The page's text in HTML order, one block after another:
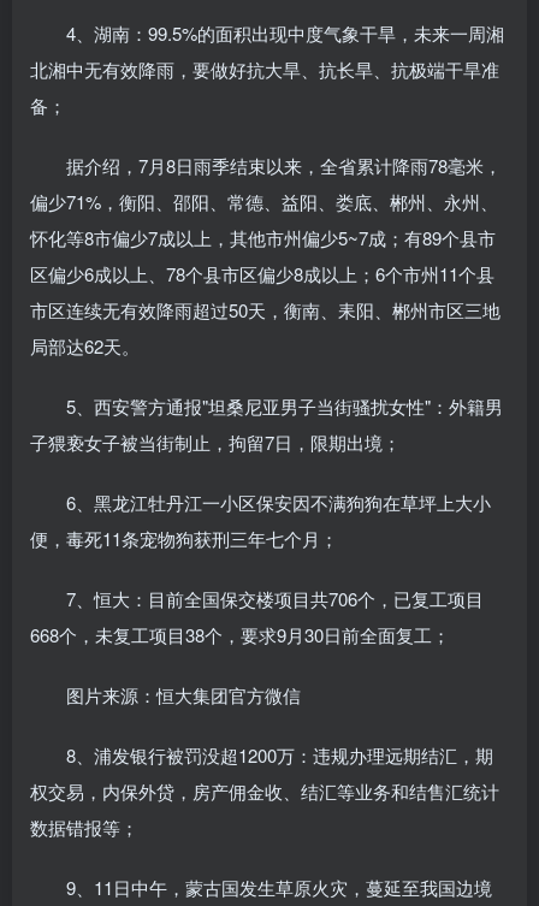
4、湖南：99.5%的面积出现中度气象干旱，未来一周湘
北湘中无有效降雨，要做好抗大旱、抗长旱、抗极端干旱准
备；
据介绍，7月8日雨季结束以来，全省累计降雨78毫米，
偏少71%，衡阳、邵阳、常德、益阳、娄底、郴州、永州、
怀化等8市偏少7成以上，其他市州偏少5~7成；有89个县市
区偏少6成以上、78个县市区偏少8成以上；6个市州11个县
市区连续无有效降雨超过50天，衡南、耒阳、郴州市区三地
局部达62天。
5、西安警方通报"坦桑尼亚男子当街骚扰女性"：外籍男
子猥亵女子被当街制止，拘留7日，限期出境；
6、黑龙江牡丹江一小区保安因不满狗狗在草坪上大小
便，毒死11条宠物狗获刑三年七个月；
7、恒大：目前全国保交楼项目共706个，已复工项目
668个，未复工项目38个，要求9月30日前全面复工；
图片来源：恒大集团官方微信
8、浦发银行被罚没超1200万：违规办理远期结汇，期
权交易，内保外贷，房产佣金收、结汇等业务和结售汇统计
数据错报等；
9、11日中午，蒙古国发生草原火灾，蔓延至我国边境